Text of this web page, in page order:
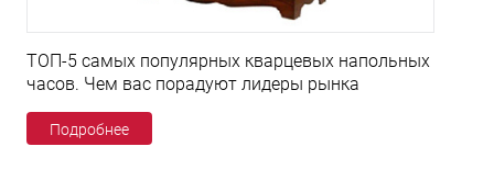
ТОП-5 самых популярных кварцевых напольных
часов. Чем вас порадуют лидеры рынка
Подробнее